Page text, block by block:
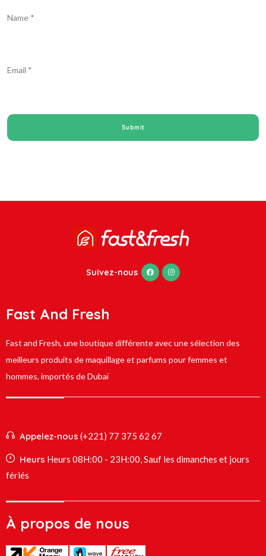
Name *
Email *
Suivez-nous
Fast And Fresh
Fast and Fresh, une boutique différente avec une sélection des
meilleurs produits de maquillage et parfums pour femmes et
hommes, importés de Dubaï
Appelez-nous (+221) 77 375 62 67
Heurs Heurs 08H:00 - 23H:00, Sauf les dimanches et jours
fériés
À propos de nous